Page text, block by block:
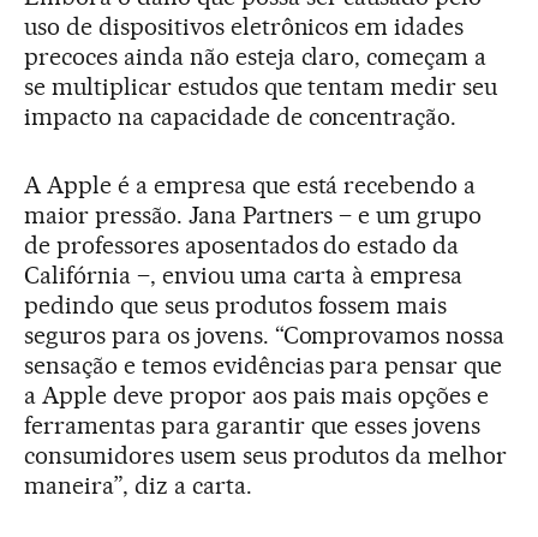
uso de dispositivos eletrônicos em idades
precoces ainda não esteja claro, começam a
se multiplicar estudos que tentam medir seu
impacto na capacidade de concentração.
A Apple é a empresa que está recebendo a
maior pressão. Jana Partners – e um grupo
de professores aposentados do estado da
Califórnia –, enviou uma carta à empresa
pedindo que seus produtos fossem mais
seguros para os jovens. “Comprovamos nossa
sensação e temos evidências para pensar que
a Apple deve propor aos pais mais opções e
ferramentas para garantir que esses jovens
consumidores usem seus produtos da melhor
maneira”, diz a carta.